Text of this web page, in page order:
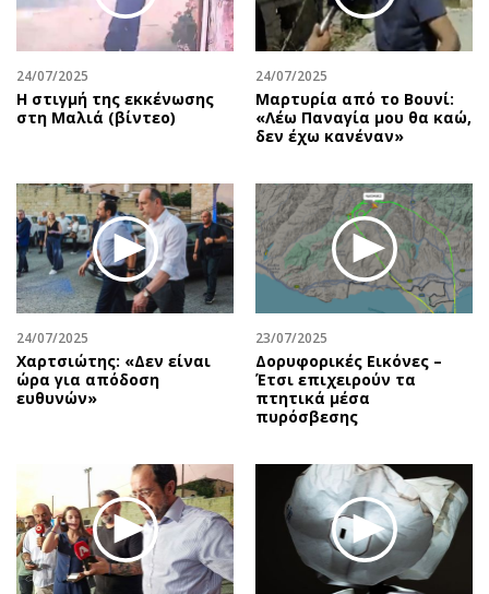
24/07/2025
H στιγμή της εκκένωσης
στη Μαλιά (βίντεο)
24/07/2025
Μαρτυρία από το Βουνί:
«Λέω Παναγία μου θα καώ,
δεν έχω κανέναν»
24/07/2025
Χαρτσιώτης: «Δεν είναι
ώρα για απόδοση
ευθυνών»
23/07/2025
Δορυφορικές Εικόνες –
Έτσι επιχειρούν τα
πτητικά μέσα
πυρόσβεσης